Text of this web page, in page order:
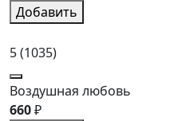
Добавить
5(1035)
Воздушная любовь
660₽